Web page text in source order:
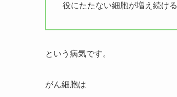
役にたたない細胞が増え続ける
という病気です。
がん細胞は